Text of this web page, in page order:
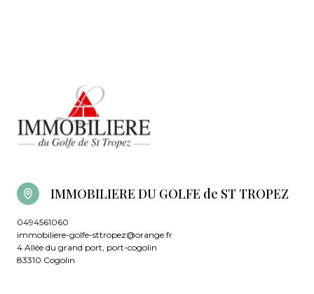
IMMOBILIERE DU GOLFE de ST TROPEZ
0494561060
immobiliere-golfe-sttropez@orange.fr
4 Allée du grand port, port-cogolin
83310 Cogolin